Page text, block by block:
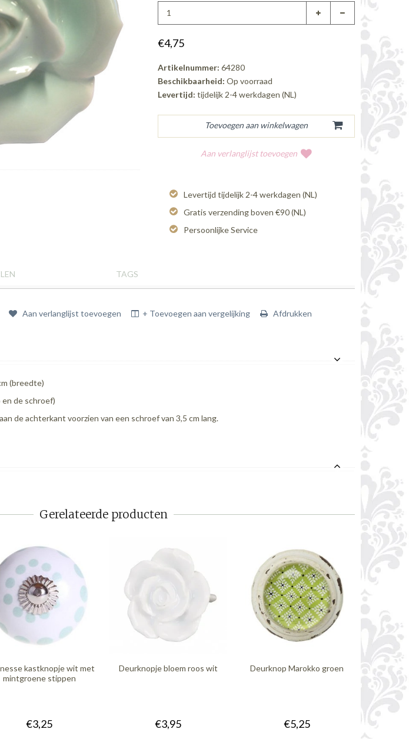
€4,75
Artikelnummer: 64280
Beschikbaarheid: Op voorraad
Levertijd: tijdelijk 2-4 werkdagen (NL)
Aan verlanglijst toevoegen
Levertijd tijdelijk 2-4 werkdagen (NL)
Gratis verzending boven €90 (NL)
Persoonlijke Service
TAGS
Aan verlanglijst toevoegen + Toevoegen aan vergelijking Afdrukken
(breedte)
de schroef)
de achterkant voorzien van een schroef van 3,5 cm lang.
Gerelateerde producten
kastknopje wit met
mintgroene stippen
€3,25
Deurknopje bloem roos wit
€3,95
Deurknop Marokko groen
€5,25
La
mint